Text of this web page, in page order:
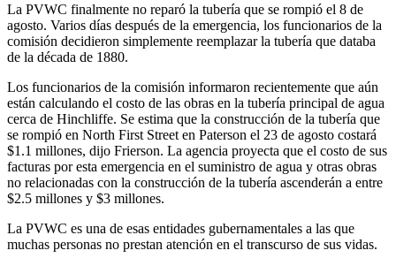
La PVWC finalmente no reparó la tubería que se rompió el 8 de
agosto. Varios días después de la emergencia, los funcionarios de la
comisión decidieron simplemente reemplazar la tubería que databa
de la década de 1880.
Los funcionarios de la comisión informaron recientemente que aún
están calculando el costo de las obras en la tubería principal de agua
cerca de Hinchliffe. Se estima que la construcción de la tubería que
se rompió en North First Street en Paterson el 23 de agosto costará
$1.1 millones, dijo Frierson. La agencia proyecta que el costo de sus
facturas por esta emergencia en el suministro de agua y otras obras
no relacionadas con la construcción de la tubería ascenderán a entre
$2.5 millones y $3 millones.
La PVWC es una de esas entidades gubernamentales a las que
muchas personas no prestan atención en el transcurso de sus vidas.